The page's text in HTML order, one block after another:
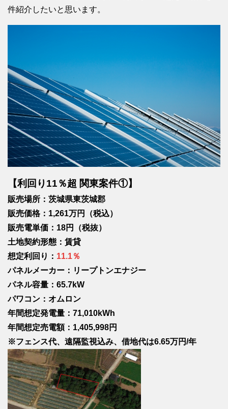
件紹介したいと思います。
【利回り11％超 関東案件①】
販売場所：茨城県東茨城郡
販売価格：1,261万円（税込）
販売電単価：18円（税抜）
土地契約形態：賃貸
想定利回り： 11.1％
パネルメーカー：リープトンエナジー
パネル容量：65.7kW
パワコン：オムロン
年間想定発電量：71,010kWh
年間想定売電額：1,405,998円
※フェンス代、遠隔監視込み、借地代は6.65万円/年